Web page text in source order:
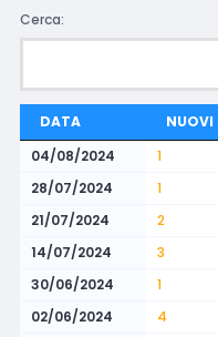
Cerca:
DATA NUOVI
04/08/2024
1
28/07/2024
1
21/07/2024
2
14/07/2024
3
30/06/2024
1
02/06/2024
4